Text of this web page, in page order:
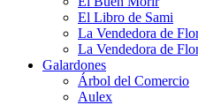
El Libro de Sami
La Vendedora de
La Vendedora de
Galardones
Árbol del Comercio
Aulex